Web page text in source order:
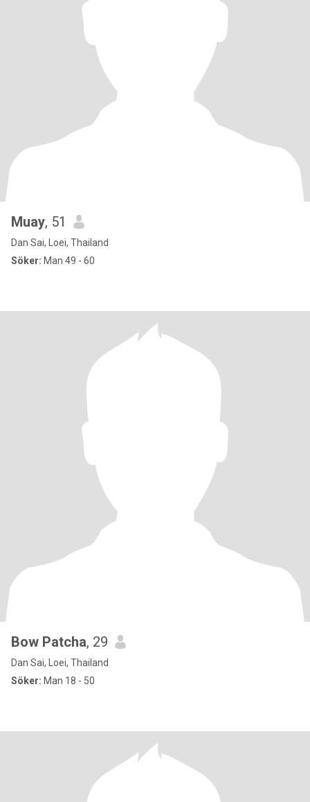
Muay, 51
Dan Sai, Loei, Thailand
Söker: Man 49 - 60
Bow Patcha, 29
Dan Sai, Loei, Thailand
Söker: Man 18 - 50